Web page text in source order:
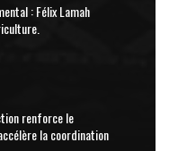
: Félix Lamah
renforce le
la coordination